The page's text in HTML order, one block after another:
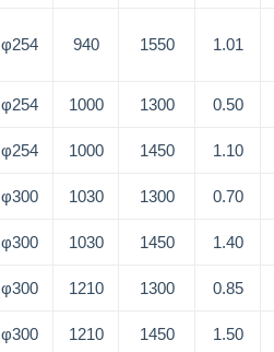
1.01
1550
940
φ254
0.50
1300
1000
φ254
1.10
1450
1000
φ254
0.70
1300
1030
φ300
1.40
1450
1030
φ300
0.85
1300
1210
φ300
1.50
1450
1210
φ300